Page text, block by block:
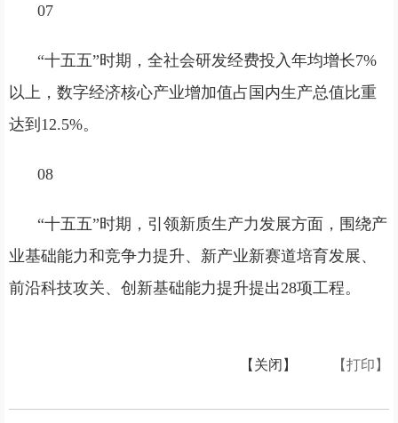
07
“十五五”时期，全社会研发经费投入年均增长7%
以上，数字经济核心产业增加值占国内生产总值比重
达到12.5%。
08
“十五五”时期，引领新质生产力发展方面，围绕产
业基础能力和竞争力提升、新产业新赛道培育发展、
前沿科技攻关、创新基础能力提升提出28项工程。
【打印】
【关闭】